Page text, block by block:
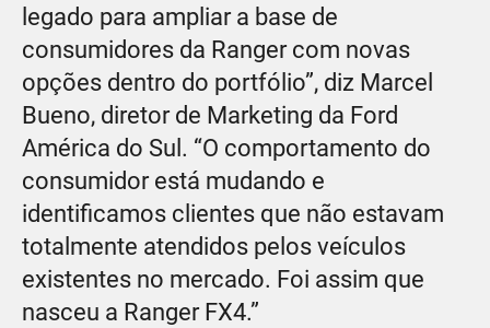
legado para ampliar a base de
consumidores da Ranger com novas
opções dentro do portfólio”, diz Marcel
Bueno, diretor de Marketing da Ford
América do Sul. “O comportamento do
consumidor está mudando e
identificamos clientes que não estavam
totalmente atendidos pelos veículos
existentes no mercado. Foi assim que
nasceu a Ranger FX4.”